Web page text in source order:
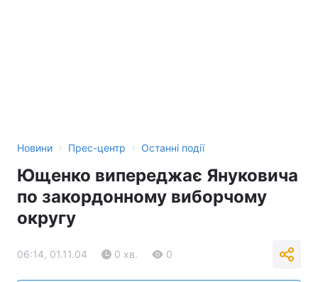
Новини › Прес-центр › Останні події
Ющенко випереджає Януковича
по закордонному виборчому
округу
06:14, 01.11.04 0 хв. 0